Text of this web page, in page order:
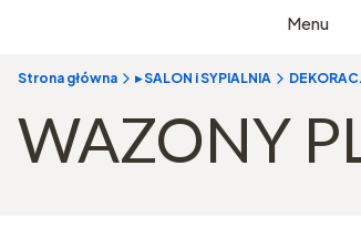
Menu
Strona główna ▸ SALON i SYPIALNIA
WAZONY